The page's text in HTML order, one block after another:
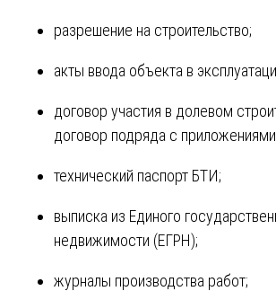
разрешение на строительство;
акты ввода объекта в
договор участия в долевом
договор подряда с
технический паспорт БТИ;
выписка из Единого
недвижимости (ЕГРН);
журналы производства работ;